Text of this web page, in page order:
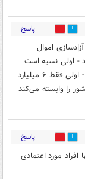
2 پاسخ
اموال
- اولی نسیه است
و دومی نقد - اولی مقطعی است و دومی همیشگی - اولی فقط ۶ میلیارد
- اولی کشور را وابسته می‌کند
0 پاسخ
مورد اعتمادی